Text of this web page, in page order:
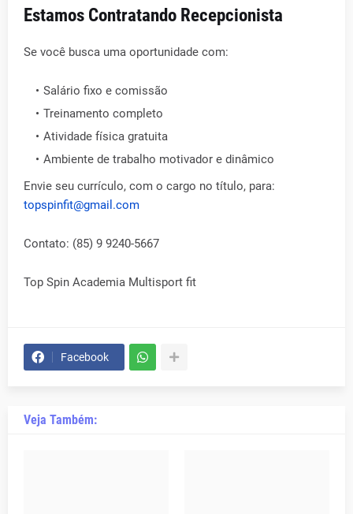
Estamos Contratando Recepcionista
Se você busca uma oportunidade com:
Salário fixo e comissão
Treinamento completo
Atividade física gratuita
Ambiente de trabalho motivador e dinâmico
Envie seu currículo, com o cargo no título, para:
topspinfit@gmail.com
Contato: (85) 9 9240-5667
Top Spin Academia Multisport fit
Facebook
Veja Também: